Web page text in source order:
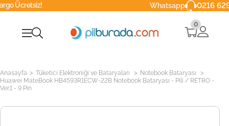
0216 629 90 40
0
Anasayfa > Tüketici Elektroniği ve Bataryaları > Notebook Bataryası >
Huawei MateBook HB4593R1ECW-22B Notebook Bataryası - Pili / RETRO -
Ver.1 - 9 Pin